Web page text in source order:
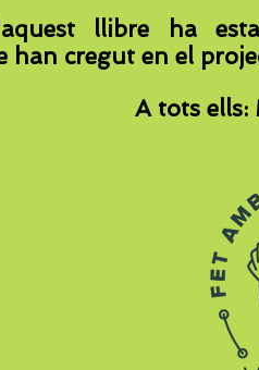
llibre ha
han cregut en el
A tots ells: